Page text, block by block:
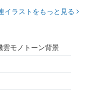
イラストをもっと見る
雲モノトーン背景